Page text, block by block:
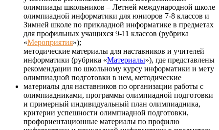
олимпиады школьников – Летней международной школе
олимпиадной информатики для юниоров 7-8 классов и
Зимней школе по прикладной информатике в предметах
для профильных учащихся 9-11 классов (рубрика
«Мероприятия»);
методические материалы для наставников и учителей
информатики (рубрика «Материалы»), где представлены
рекомендации по школьному курсу информатики и мету
олимпиадной подготовки в нем, методические
материалы для наставников по организации работы с
олимпиадниками, программы олимпиадной подготовки
и примерный индивидуальный план олимпиадника,
критерии успешности олимпиадной подготовки,
профориентационные материалы по профилю